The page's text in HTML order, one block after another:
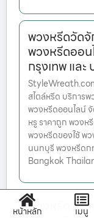
พวงหรีดวัดจั
พวงหรีดออน
กรุงเทพ แล
สไตล์หรีด บริการ
พวงหรีดออนไลน์
หรู ราคาถูก พวง
พวงหรีดของใช้ พ
นนทบุรี พวงหรีด
Bangkok
พวงหรีดวัดพู
หน้าหลัก เมนู